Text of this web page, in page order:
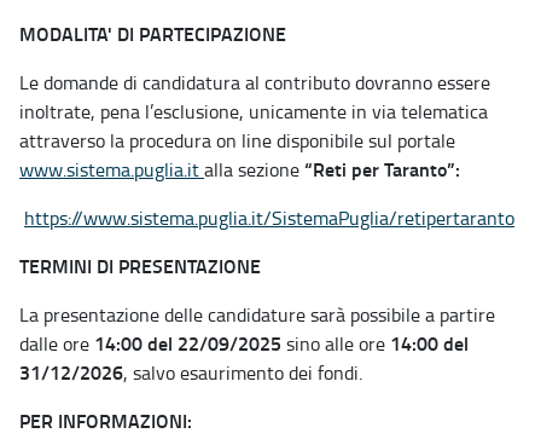
MODALITA' DI PARTECIPAZIONE
Le domande di candidatura al contributo dovranno essere
inoltrate, pena l’esclusione, unicamente in via telematica
attraverso la procedura on line disponibile sul portale
www.sistema.puglia.italla sezione“Reti per Taranto”:
https://www.sistema.puglia.it/SistemaPuglia/retipertaranto
TERMINI DI PRESENTAZIONE
La presentazione delle candidature sarà possibile a partire
dalle ore 14:00 del 22/09/2025 sino alle ore 14:00 del
31/12/2026, salvo esaurimento dei fondi.
PER INFORMAZIONI: